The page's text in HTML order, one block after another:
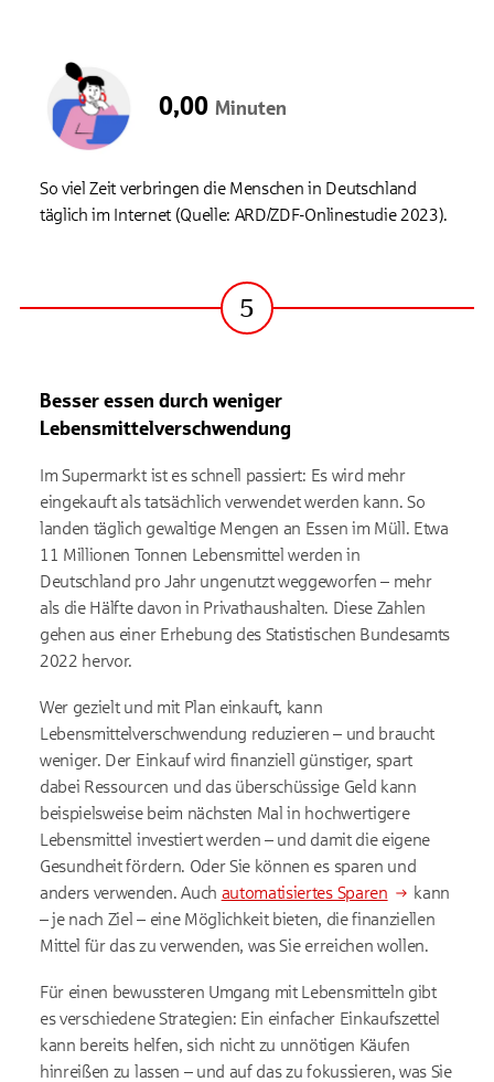
0,00 Minuten
So viel Zeit verbringen die Menschen in Deutschland
täglich im Internet (Quelle: ARD/ZDF-Onlinestudie 2023).
Schritt
5
Besser essen durch weniger
Lebensmittelverschwendung
Im Supermarkt ist es schnell passiert: Es wird mehr
eingekauft als tatsächlich verwendet werden kann. So
landen täglich gewaltige Mengen an Essen im Müll. Etwa
11 Millionen Tonnen Lebensmittel werden in
Deutschland pro Jahr ungenutzt weggeworfen – mehr
als die Hälfte davon in Privathaushalten. Diese Zahlen
gehen aus einer Erhebung des Statistischen Bundesamts
2022 hervor.
Wer gezielt und mit Plan einkauft, kann
Lebensmittelverschwendung reduzieren – und braucht
weniger. Der Einkauf wird finanziell günstiger, spart
dabei Ressourcen und das überschüssige Geld kann
beispielsweise beim nächsten Mal in hochwertigere
Lebensmittel investiert werden – und damit die eigene
Gesundheit fördern. Oder Sie können es sparen und
anders verwenden. Auch automatisiertes Sparen
kann
– je nach Ziel – eine Möglichkeit bieten, die finanziellen
Mittel für das zu verwenden, was Sie erreichen wollen.
Für einen bewussteren Umgang mit Lebensmitteln gibt
es verschiedene Strategien: Ein einfacher Einkaufszettel
kann bereits helfen, sich nicht zu unnötigen Käufen
hinreißen zu lassen – und auf das zu fokussieren, was Sie